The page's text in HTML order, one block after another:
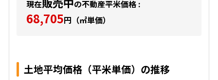
現在
の不動産平米価格 :
68,705円（㎡単価）
土地平均価格（平米単価）の推移